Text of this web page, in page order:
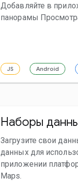
Добавляйте в
панорамы
JS Android
Наборы
Загрузите свои
данных для
приложении
Maps.